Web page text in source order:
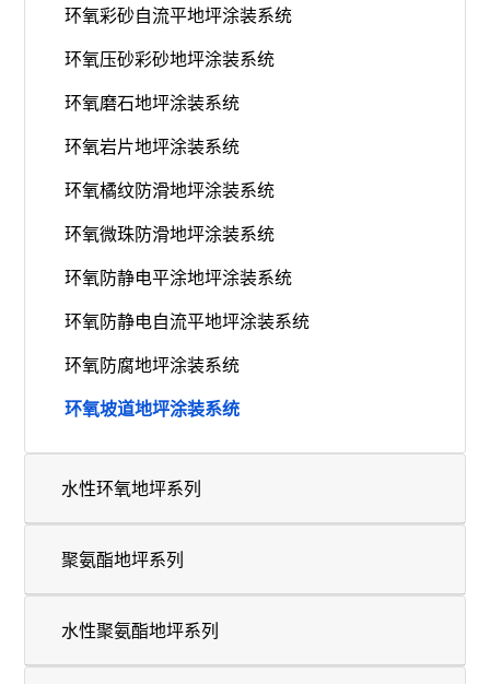
环氧彩砂⾃流平地坪涂装系统
环氧压砂彩砂地坪涂装系统
环氧磨⽯地坪涂装系统
环氧岩⽚地坪涂装系统
环氧橘纹防滑地坪涂装系统
环氧微珠防滑地坪涂装系统
环氧防静电平涂地坪涂装系统
环氧防静电⾃流平地坪涂装系统
环氧防腐地坪涂装系统
环氧坡道地坪涂装系统
水性环氧地坪系列
聚氨酯地坪系列
水性聚氨酯地坪系列